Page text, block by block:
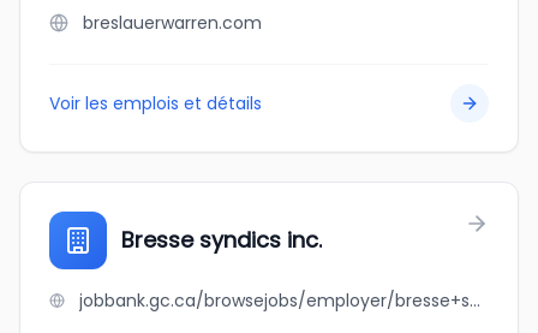
breslauerwarren.com
Voir les emplois et détails
Bresse syndics inc.
jobbank.gc.ca/browsejobs/employer/bresse+syndics+inc./ca